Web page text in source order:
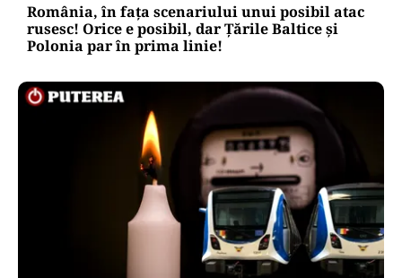
România, în fața scenariului unui posibil atac
rusesc! Orice e posibil, dar Țările Baltice și
Polonia par în prima linie!